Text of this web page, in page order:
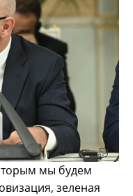
мы будем
зеленая